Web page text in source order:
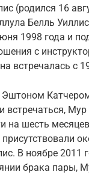
(родился 16
Белль
1998 года и
с
встречалась с
Эштоном
встречаться,
на шесть
В ноябре 2011
брака пары,